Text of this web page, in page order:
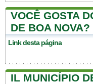
VOCÊ GOSTA
DE BOA NOVA?
Link desta página
IL MUNICÍPIO